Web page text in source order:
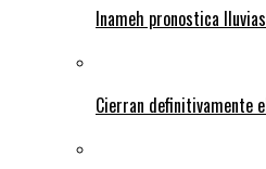
Inameh pronostica
Cierran definitivamente